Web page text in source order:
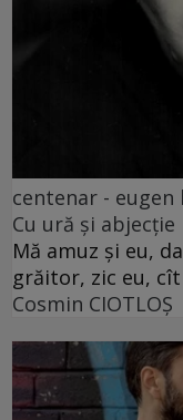
centenar - eugen
Cu ură și abjecție
Mă amuz și eu,
grăitor, zic eu, cît
Cosmin CIOTLOŞ